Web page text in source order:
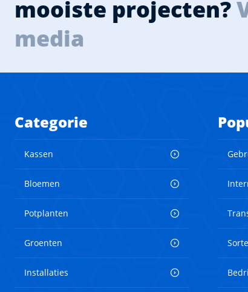
mooiste projecten?
media
Categorie
Kassen
Bloemen
Potplanten
Groenten
Installaties